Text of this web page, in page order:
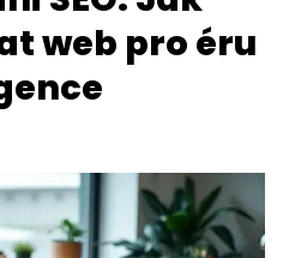
web pro éru